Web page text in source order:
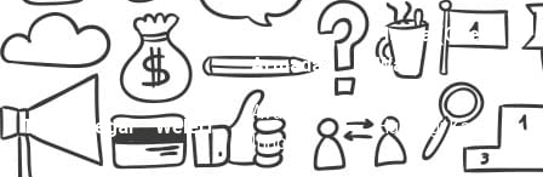
Layanan
Jenis
Armada
Harga (One
Way)
Travel Tegal – Weleri
Avanza /
Innova
Hubungi Kami